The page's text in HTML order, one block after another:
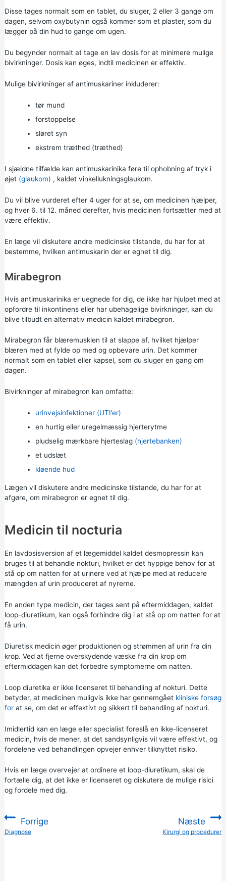
Disse tages normalt som en tablet, du sluger, 2 eller 3 gange om
dagen, selvom oxybutynin også kommer som et plaster, som du
lægger på din hud to gange om ugen.
Du begynder normalt at tage en lav dosis for at minimere mulige
bivirkninger. Dosis kan øges, indtil medicinen er effektiv.
Mulige bivirkninger af antimuskariner inkluderer:
tør mund
forstoppelse
sløret syn
ekstrem træthed (træthed)
I sjældne tilfælde kan antimuskarinika føre til ophobning af tryk i
øjet (glaukom) , kaldet vinkellukningsglaukom.
Du vil blive vurderet efter 4 uger for at se, om medicinen hjælper,
og hver 6. til 12. måned derefter, hvis medicinen fortsætter med at
være effektiv.
En læge vil diskutere andre medicinske tilstande, du har for at
bestemme, hvilken antimuskarin der er egnet til dig.
Mirabegron
Hvis antimuskarinika er uegnede for dig, de ikke har hjulpet med at
opfordre til inkontinens eller har ubehagelige bivirkninger, kan du
blive tilbudt en alternativ medicin kaldet mirabegron.
Mirabegron får blæremusklen til at slappe af, hvilket hjælper
blæren med at fylde op med og opbevare urin. Det kommer
normalt som en tablet eller kapsel, som du sluger en gang om
dagen.
Bivirkninger af mirabegron kan omfatte:
urinvejsinfektioner (UTI’er)
en hurtig eller uregelmæssig hjerterytme
pludselig mærkbare hjerteslag (hjertebanken)
et udslæt
kløende hud
Lægen vil diskutere andre medicinske tilstande, du har for at
afgøre, om mirabegron er egnet til dig.
Medicin til nocturia
En lavdosisversion af et lægemiddel kaldet desmopressin kan
bruges til at behandle nokturi, hvilket er det hyppige behov for at
stå op om natten for at urinere ved at hjælpe med at reducere
mængden af urin produceret af nyrerne.
En anden type medicin, der tages sent på eftermiddagen, kaldet
loop-diuretikum, kan også forhindre dig i at stå op om natten for at
få urin.
Diuretisk medicin øger produktionen og strømmen af urin fra din
krop. Ved at fjerne overskydende væske fra din krop om
eftermiddagen kan det forbedre symptomerne om natten.
Loop diuretika er ikke licenseret til behandling af nokturi. Dette
betyder, at medicinen muligvis ikke har gennemgået kliniske forsøg
forat se, om det er effektivt og sikkert til behandling af nokturi.
Imidlertid kan en læge eller specialist foreslå en ikke-licenseret
medicin, hvis de mener, at det sandsynligvis vil være effektivt, og
fordelene ved behandlingen opvejer enhver tilknyttet risiko.
Hvis en læge overvejer at ordinere et loop-diuretikum, skal de
fortælle dig, at det ikke er licenseret og diskutere de mulige risici
og fordele med dig.
Forrige
:Diagnose
Næste
:
Kirurgi og procedurer